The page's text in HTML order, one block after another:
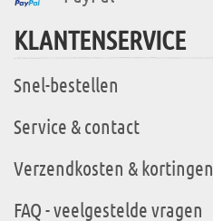
KLANTENSERVICE
Snel-bestellen
Service & contact
Verzendkosten & kortingen
FAQ - veelgestelde vragen